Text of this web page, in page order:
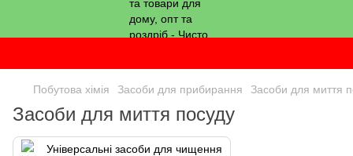
Побутова хімія Засоби для прибирання Засоби для миття
Засоби для миття посуду
Універсальні засоби для чищення